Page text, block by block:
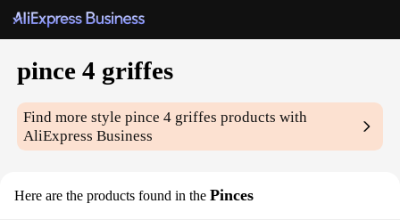
pince 4 griffes
Find more stylepince 4 griffes products with
AliExpress Business
Here are the products found in the Pinces